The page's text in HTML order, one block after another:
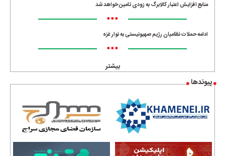
منابع افزایش اعتبار کالابرگ به زودی تامین خواهد شد
•••
ادامه حملات نظامیان رژیم صهیونیستی به نوار غزه
•••
بیشتر
پیوندها